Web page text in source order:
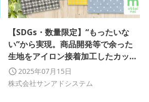
【SDGs・数量限定】“もったいな
い”から実現。商品開発等で余った
生地をアイロン接着加工したカット
クロス。
2025年07月15日
株式会社サンアドシステム